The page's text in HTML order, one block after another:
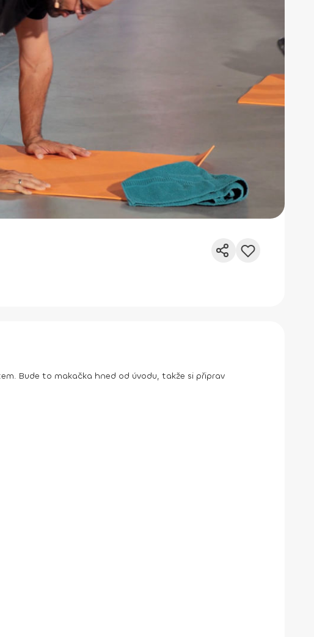
Bude to makačka hned od úvodu, takže si připrav